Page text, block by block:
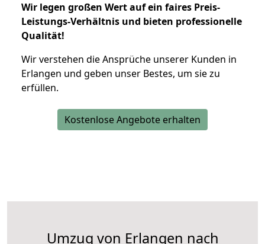
Wir legen großen Wert auf ein faires Preis-
Leistungs-Verhältnis und bieten professionelle
Qualität!
Wir verstehen die Ansprüche unserer Kunden in
Erlangen und geben unser Bestes, um sie zu
erfüllen.
Kostenlose Angebote erhalten
Umzug von Erlangen nach